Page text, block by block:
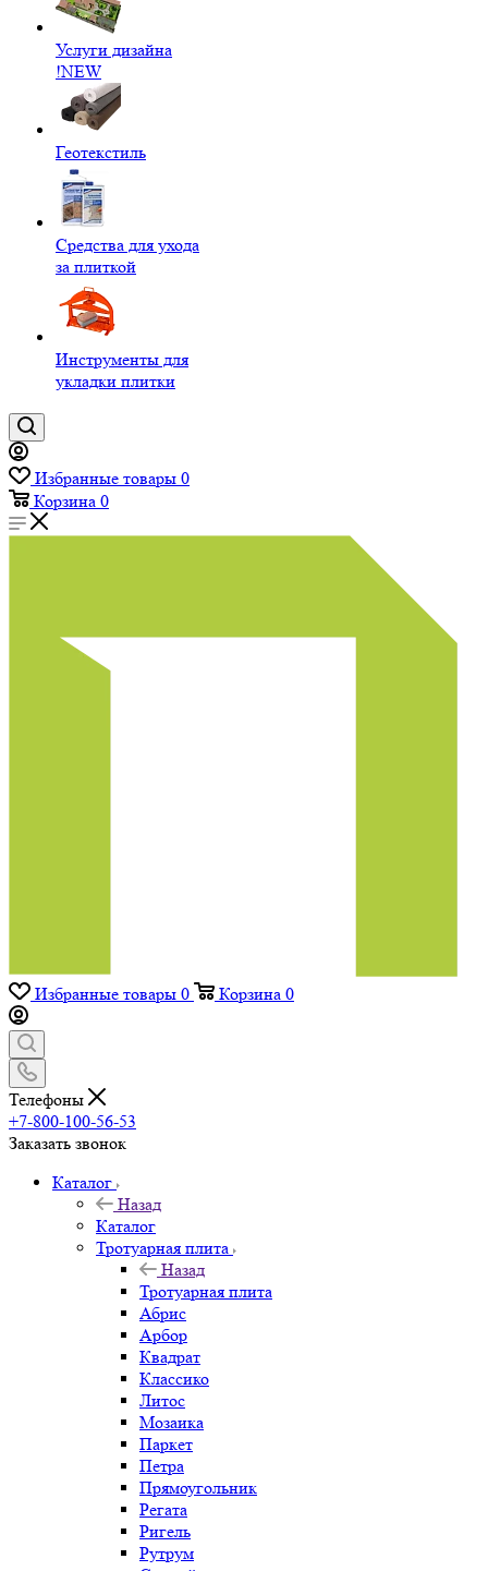
Услуги дизайна
!NEW
Геотекстиль
Средства для ухода
за плиткой
Инструменты для
укладки плитки
Избранные товары 0
Корзина 0
Избранные товары 0 Корзина 0
Телефоны
+7-800-100-56-53
Заказать звонок
Каталог
Назад
Каталог
Тротуарная плита
Назад
Тротуарная плита
Абрис
Арбор
Квадрат
Классико
Литос
Мозаика
Паркет
Петра
Прямоугольник
Регата
Ригель
Рутрум